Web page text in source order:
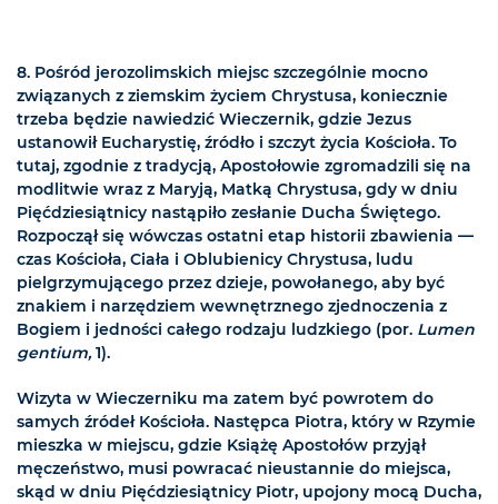
8. Pośród jerozolimskich miejsc szczególnie mocno
związanych z ziemskim życiem Chrystusa, koniecznie
trzeba będzie nawiedzić Wieczernik, gdzie Jezus
ustanowił Eucharystię, źródło i szczyt życia Kościoła. To
tutaj, zgodnie z tradycją, Apostołowie zgromadzili się na
modlitwie wraz z Maryją, Matką Chrystusa, gdy w dniu
Pięćdziesiątnicy nastąpiło zesłanie Ducha Świętego.
Rozpoczął się wówczas ostatni etap historii zbawienia —
czas Kościoła, Ciała i Oblubienicy Chrystusa, ludu
pielgrzymującego przez dzieje, powołanego, aby być
znakiem i narzędziem wewnętrznego zjednoczenia z
Bogiem i jedności całego rodzaju ludzkiego (por. Lumen
gentium,1).
Wizyta w Wieczerniku ma zatem być powrotem do
samych źródeł Kościoła. Następca Piotra, który w Rzymie
mieszka w miejscu, gdzie Książę Apostołów przyjął
męczeństwo, musi powracać nieustannie do miejsca,
skąd w dniu Pięćdziesiątnicy Piotr, upojony mocą Ducha,